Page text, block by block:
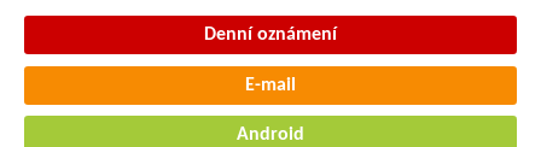
Denní oznámení
E-mail
Android